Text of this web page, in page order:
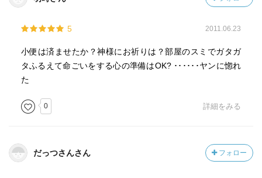
5 2011.06.23
小便は済ませたか？神様にお祈りは？部屋のスミでガタガ
タふるえて命ごいをする心の準備はOK? ･･････ヤンに惚れ
た
0 詳細をみる
だっつさんさん フォロー